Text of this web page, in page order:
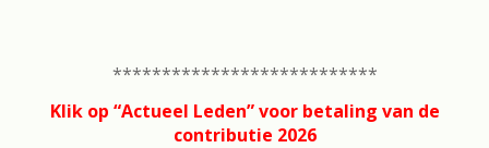
***************************
Klik op “Actueel Leden” voor betaling van de
contributie 2026